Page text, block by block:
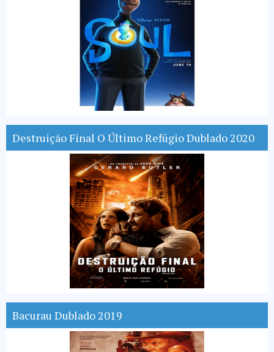
Destruição Final O Último Refúgio Dublado 2020
Bacurau Dublado 2019